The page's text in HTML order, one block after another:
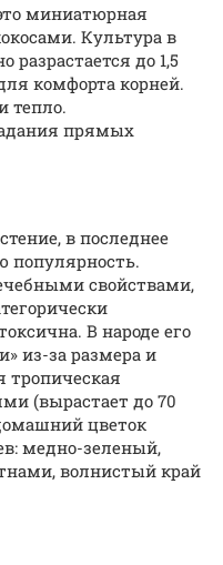
миниатюрная
Культура в
до 1,5
комфорта корней.
тепло.
прямых
в последнее
популярность.
свойствами,
В народе его
из-за размера и
тропическая
(вырастает до 70
цветок
медно-зеленый,
волнистый край